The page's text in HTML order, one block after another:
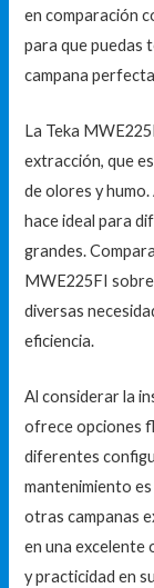
en comparación
para que puedas
campana
La Teka
extracción, que
de olores y
hace ideal para
grandes.
MWE225FI
diversas
eficiencia.
Al considerar la
ofrece opciones
diferentes
mantenimiento
otras campanas
en una excelente
y practicidad en